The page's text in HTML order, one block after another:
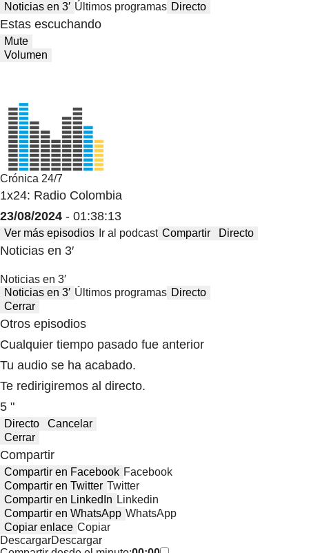
Noticias en 3′ Últimos programas Directo
Estas escuchando
Mute
Volumen
Crónica 24/7
1x24: Radio Colombia
23/08/2024 - 01:38:13
Ver más episodios Ir al podcast Compartir Directo
Noticias en 3′
Noticias en 3′
Noticias en 3′ Últimos programas Directo
Cerrar
Otros episodios
Cualquier tiempo pasado fue anterior
Tu audio se ha acabado.
Te redirigiremos al directo.
5 "
Directo
Cancelar
Cerrar
Compartir
Compartir en Facebook Facebook
Compartir en Twitter Twitter
Compartir en LinkedIn Linkedin
Compartir en WhatsApp WhatsApp
Copiar enlace Copiar
DescargarDescargar